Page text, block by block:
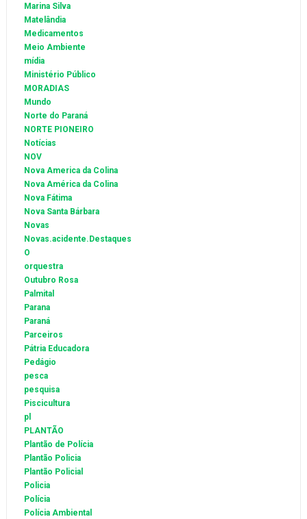
Marina Silva
Matelândia
Medicamentos
Meio Ambiente
mídia
Ministério Público
MORADIAS
Mundo
Norte do Paraná
NORTE PIONEIRO
Notícias
NOV
Nova America da Colina
Nova América da Colina
Nova Fátima
Nova Santa Bárbara
Novas
Novas.acidente.Destaques
O
orquestra
Outubro Rosa
Palmital
Parana
Paraná
Parceiros
Pátria Educadora
Pedágio
pesca
pesquisa
Piscicultura
pl
PLANTÃO
Plantão de Polícia
Plantão Policia
Plantão Policial
Policia
Polícia
Polícia Ambiental